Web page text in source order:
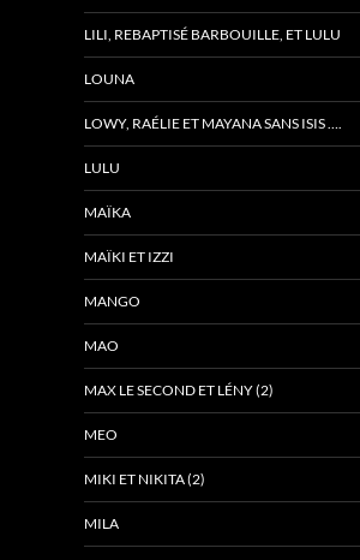
LILI, REBAPTISÉ BARBOUILLE, ET LULU
LOUNA
LOWY, RAÉLIE ET MAYANA SANS ISIS ….
LULU
MAÏKA
MAÏKI ET IZZI
MANGO
MAO
MAX LE SECOND ET LÉNY (2)
MEO
MIKI ET NIKITA (2)
MILA